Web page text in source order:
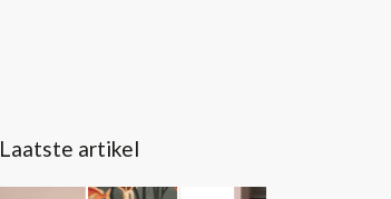
Laatste artikel